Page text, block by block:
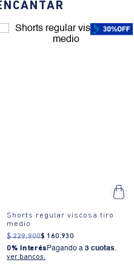
usa un short talla 6.
Shorts regular viscosa tiro
medio
$ 229.900$ 160.930
0% Interés Pagando a 3 cuotas.
ver bancos.